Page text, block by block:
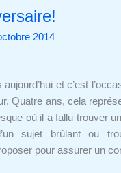
2014
et c’est
Quatre ans, cela
où il a fallu trouver
sujet brûlant ou
pour assurer un